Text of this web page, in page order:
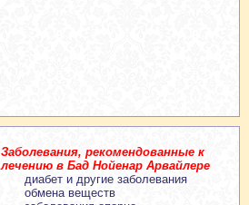
Заболевания, рекомендованные к
лечению в Бад Нойенар Арвайлере
диабет и другие заболевания
обмена веществ